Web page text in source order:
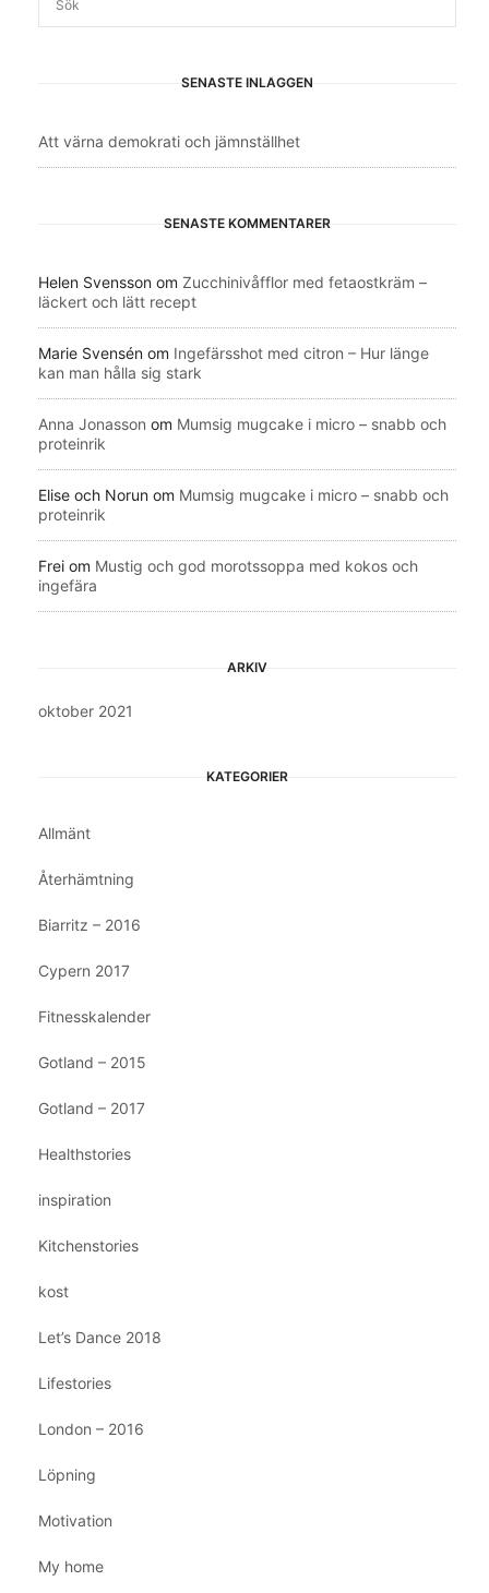
SENASTE INLÄGGEN
Att värna demokrati och jämnställhet
SENASTE KOMMENTARER
Helen Svensson om Zucchinivåfflor med fetaostkräm –
läckert och lätt recept
Marie Svensén om Ingefärsshot med citron – Hur länge
kan man hålla sig stark
Anna Jonasson om Mumsig mugcake i micro – snabb och
proteinrik
Elise och Norun om Mumsig mugcake i micro – snabb och
proteinrik
Frei om Mustig och god morotssoppa med kokos och
ingefära
ARKIV
oktober 2021
KATEGORIER
Allmänt
Återhämtning
Biarritz – 2016
Cypern 2017
Fitnesskalender
Gotland – 2015
Gotland – 2017
Healthstories
inspiration
Kitchenstories
kost
Let’s Dance 2018
Lifestories
London – 2016
Löpning
Motivation
My home